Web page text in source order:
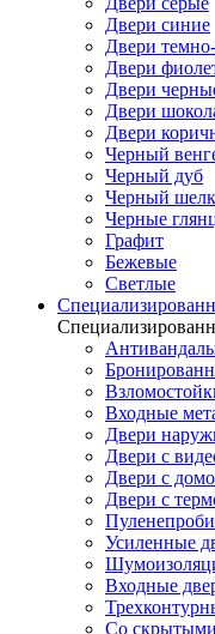
Двери синие
Двери
Двери
Двери
Двери
Двери
Черный
Черный дуб
Черный шелк
Черные
Графит
Бежевые
Светлые
Входные
Двери
Двери с
Двери с
Двери с
Усиленные
Входные
Со